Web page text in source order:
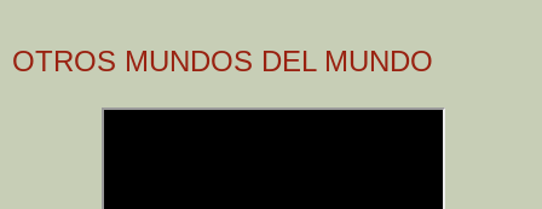
OTROS MUNDOS DEL MUNDO